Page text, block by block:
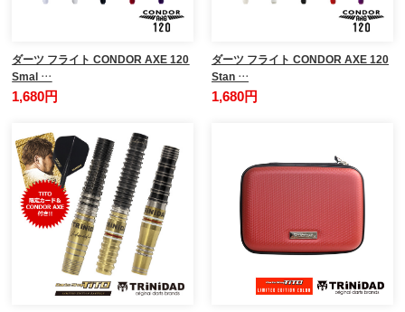
ダーツ フライト CONDOR AXE 120
Smal …
1,680円
ダーツ フライト CONDOR AXE 120
Stan …
1,680円